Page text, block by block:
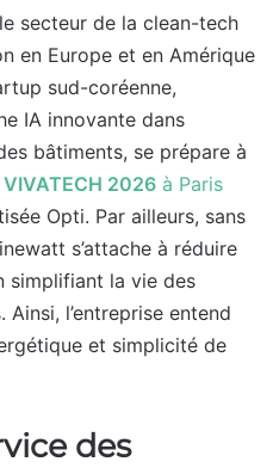
secteur de la clean-tech
en Europe et en Amérique
sud-coréenne,
IA innovante dans
bâtiments, se prépare à
VIVATECH 2026 à Paris
Opti. Par ailleurs, sans
s’attache à réduire
simplifiant la vie des
l’entreprise entend
et simplicité de
des